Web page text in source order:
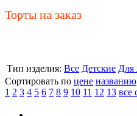
Торты на заказ
Тип изделия: Все Детские Для
Сортировать по цене названию
1 2 3 4 5 6 7 8 9 10 11 12 13 все